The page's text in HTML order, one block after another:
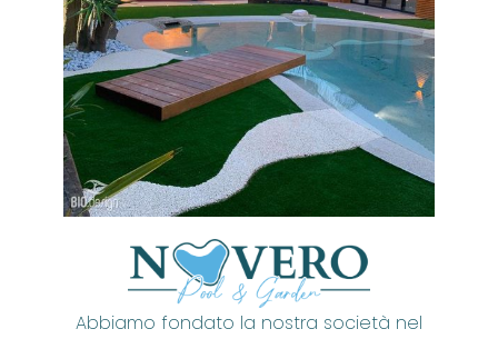
Abbiamo fondato la nostra società nel